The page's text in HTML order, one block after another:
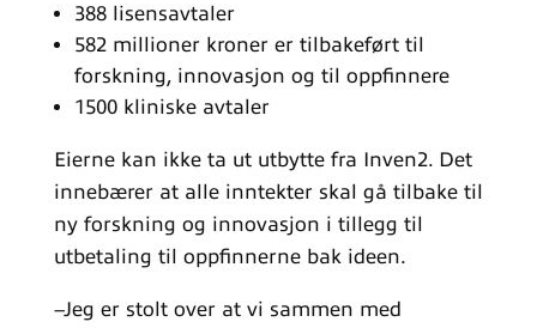
388 lisensavtaler
582 millioner kroner er tilbakeført til
forskning, innovasjon og til oppfinnere
1500 kliniske avtaler
Eierne kan ikke ta ut utbytte fra Inven2. Det
innebærer at alle inntekter skal gå tilbake til
ny forskning og innovasjon i tillegg til
utbetaling til oppfinnerne bak ideen.
–Jeg er stolt over at vi sammen med